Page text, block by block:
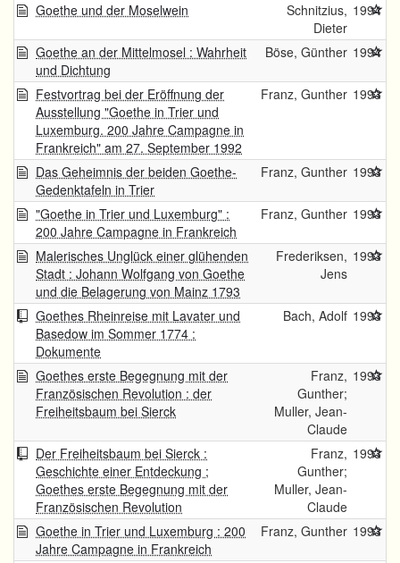
Goethe und der Moselwein
Schnitzius,
Dieter
1994
Goethe an der Mittelmosel : Wahrheit
und Dichtung
Böse, Günther 1994
Festvortrag bei der Eröffnung der
Ausstellung "Goethe in Trier und
Luxemburg. 200 Jahre Campagne in
Frankreich" am 27. September 1992
Franz, Gunther 1993
Das Geheimnis der beiden Goethe-
Gedenktafeln in Trier
Franz, Gunther 1993
"Goethe in Trier und Luxemburg" :
200 Jahre Campagne in Frankreich
Franz, Gunther 1993
Malerisches Unglück einer glühenden
Stadt : Johann Wolfgang von Goethe
und die Belagerung von Mainz 1793
Frederiksen,
Jens
1993
Goethes Rheinreise mit Lavater und
Basedow im Sommer 1774 :
Dokumente
Bach, Adolf 1993
Goethes erste Begegnung mit der
Französischen Revolution : der
Freiheitsbaum bei Sierck
Franz,
Gunther;
Muller, Jean-
Claude
1993
Der Freiheitsbaum bei Sierck :
Geschichte einer Entdeckung ;
Goethes erste Begegnung mit der
Französischen Revolution
Franz,
Gunther;
Muller, Jean-
Claude
1993
Goethe in Trier und Luxemburg : 200
Jahre Campagne in Frankreich
Franz, Gunther 1993